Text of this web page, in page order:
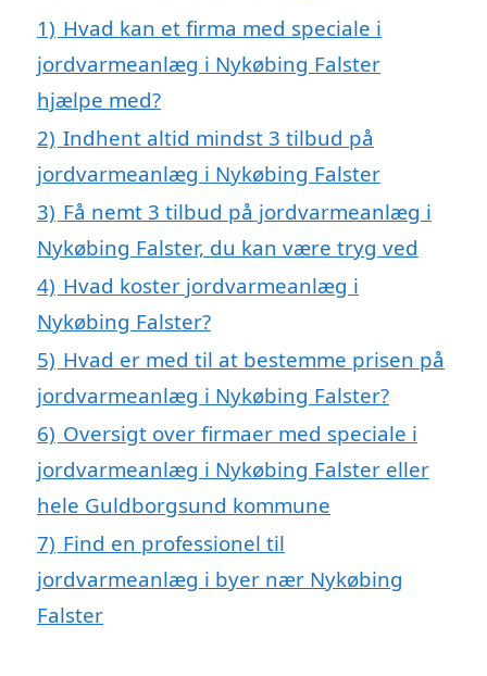
1) Hvad kan et firma med speciale i
jordvarmeanlæg i Nykøbing Falster
hjælpe med?
2) Indhent altid mindst 3 tilbud på
jordvarmeanlæg i Nykøbing Falster
3) Få nemt 3 tilbud på jordvarmeanlæg i
Nykøbing Falster, du kan være tryg ved
4) Hvad koster jordvarmeanlæg i
Nykøbing Falster?
5) Hvad er med til at bestemme prisen på
jordvarmeanlæg i Nykøbing Falster?
6) Oversigt over firmaer med speciale i
jordvarmeanlæg i Nykøbing Falster eller
hele Guldborgsund kommune
7) Find en professionel til
jordvarmeanlæg i byer nær Nykøbing
Falster